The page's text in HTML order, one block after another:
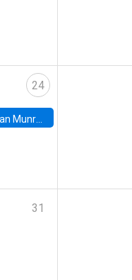
24
Assistant Professor in the Department of Statistics at UC Berkeley
31